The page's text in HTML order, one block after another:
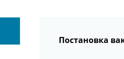
Постановка